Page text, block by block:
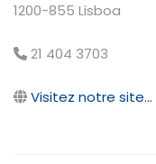
1200-855 Lisboa
21 404 3703
Visitez notre site...